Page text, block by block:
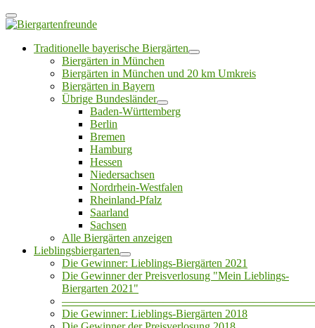
Traditionelle bayerische Biergärten
Biergärten in München
Biergärten in München und 20 km Umkreis
Biergärten in Bayern
Übrige Bundesländer
Baden-Württemberg
Berlin
Bremen
Hamburg
Hessen
Niedersachsen
Nordrhein-Westfalen
Rheinland-Pfalz
Saarland
Sachsen
Alle Biergärten anzeigen
Lieblingsbiergarten
Die Gewinner: Lieblings-Biergärten 2021
Die Gewinner der Preisverlosung "Mein Lieblings-
Biergarten 2021"
Die Gewinner: Lieblings-Biergärten 2018